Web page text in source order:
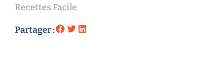
Recettes Facile
Partager :